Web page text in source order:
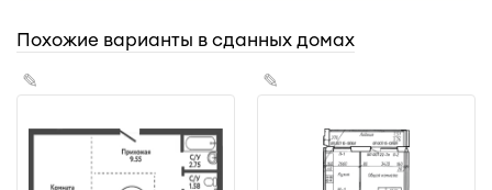
Похожие варианты в сданных домах
✎ ✎